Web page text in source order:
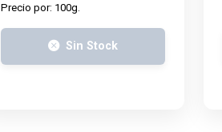
Precio por: 100g.
Sin Stock